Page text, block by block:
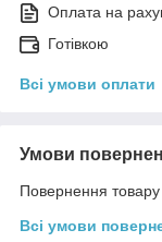
Оплата на
Готівкою
Всі умови оплати
Умови
Повернення
Всі умови